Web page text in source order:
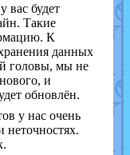
вас будет
Такие
К
данных
головы, мы не
и
обновлён.
у нас очень
неточностях.